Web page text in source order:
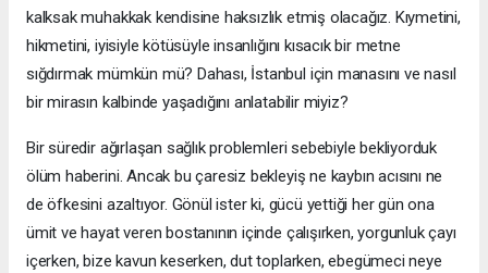
kalksak muhakkak kendisine haksızlık etmiş olacağız. Kıymetini,
hikmetini, iyisiyle kötüsüyle insanlığını kısacık bir metne
sığdırmak mümkün mü? Dahası, İstanbul için manasını ve nasıl
bir mirasın kalbinde yaşadığını anlatabilir miyiz?
Bir süredir ağırlaşan sağlık problemleri sebebiyle bekliyorduk
ölüm haberini. Ancak bu çaresiz bekleyiş ne kaybın acısını ne
de öfkesini azaltıyor. Gönül ister ki, gücü yettiği her gün ona
ümit ve hayat veren bostanının içinde çalışırken, yorgunluk çayı
içerken, bize kavun keserken, dut toplarken, ebegümeci neye